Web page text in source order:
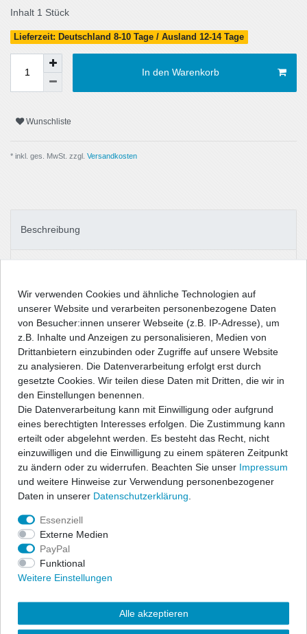
Inhalt 1 Stück
Lieferzeit: Deutschland 8-10 Tage / Ausland 12-14 Tage
In den Warenkorb
Wunschliste
* inkl. ges. MwSt. zzgl. Versandkosten
Beschreibung
Angaben Produktsicherheit
Powerflex PU-Fahrwerksbuchsen und Halterungen sind aus dem
speziellen Material "Polyurethane" gefertigt. Die Komponenten
dieser Black-Series sind aus strafferem/härterem Material, als die
Buchsen in den bekannten Farben gelb und violett.
Wir verwenden Cookies und ähnliche Technologien auf
unserer Website und verarbeiten personenbezogene Daten
von Besucher:innen unserer Webseite (z.B. IP-Adresse), um
z.B. Inhalte und Anzeigen zu personalisieren, Medien von
Drittanbietern einzubinden oder Zugriffe auf unsere Website
zu analysieren. Die Datenverarbeitung erfolgt erst durch
gesetzte Cookies. Wir teilen diese Daten mit Dritten, die wir in
den Einstellungen benennen.
Die Datenverarbeitung kann mit Einwilligung oder aufgrund
eines berechtigten Interesses erfolgen. Die Zustimmung kann
erteilt oder abgelehnt werden. Es besteht das Recht, nicht
einzuwilligen und die Einwilligung zu einem späteren Zeitpunkt
zu ändern oder zu widerrufen. Beachten Sie unser Impressum
und weitere Hinweise zur Verwendung personenbezogener
Daten in unserer Daten­schutz­erklärung
Essenziell
Externe Medien
PayPal
Funktional
Weitere Einstellungen
Alle akzeptieren